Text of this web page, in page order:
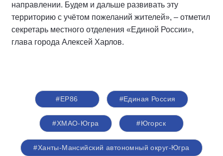
направлении. Будем и дальше развивать эту
территорию с учётом пожеланий жителей», – отметил
секретарь местного отделения «Единой России»,
глава города Алексей Харлов.
#ЕР86 #Единая Россия
#ХМАО-Югра #Югорск
#Ханты-Мансийский автономный округ-Югра